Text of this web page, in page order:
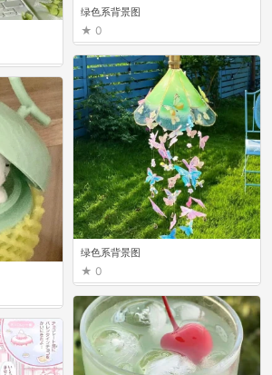
绿色系背景图
0
绿色系背景图
0